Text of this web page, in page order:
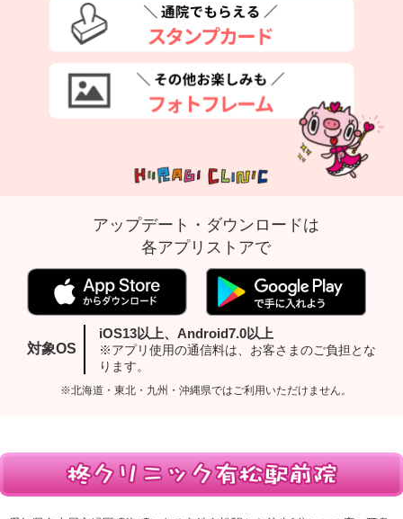
アップデート・ダウンロードは
各アプリストアで
対象OS
iOS13以上、Android7.0以上
※アプリ使用の通信料は、お客さまのご負担とな
ります。
※北海道・東北・九州・沖縄県ではご利用いただけません。